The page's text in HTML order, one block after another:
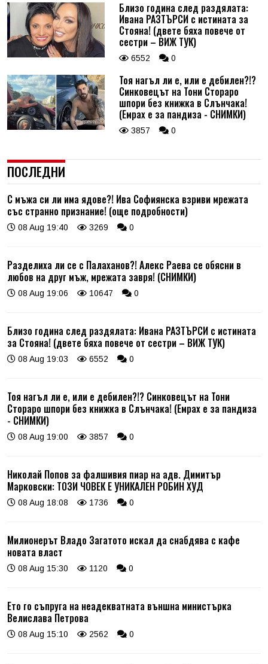
Близо година след раздялата:
Ивана РАЗТЪРСИ с истината за
Стояна! (двете бяха повече от
сестри – ВИЖ ТУК)
6552 0
Тоя нагъл ли е, или е дебилен?!?
Синковецът на Тони Стораро
шпори без книжка в Слънчака!
(Емрах е за пандиза - СНИМКИ)
3857 0
ПОСЛЕДНИ
С мъжа си ли има ядове?! Ива Софиянска взриви мрежата
със странно признание! (още подробности)
08 Aug 19:40 3269 0
Разделиха ли се с Палаханов?! Алекс Раева се обясни в
любов на друг мъж, мрежата завря! (СНИМКИ)
08 Aug 19:06 10647 0
Близо година след раздялата: Ивана РАЗТЪРСИ с истината
за Стояна! (двете бяха повече от сестри – ВИЖ ТУК)
08 Aug 19:03 6552 0
Тоя нагъл ли е, или е дебилен?!? Синковецът на Тони
Стораро шпори без книжка в Слънчака! (Емрах е за пандиза
- СНИМКИ)
08 Aug 19:00 3857 0
Николай Попов за фалшивия пиар на адв. Димитър
Марковски: ТОЗИ ЧОВЕК Е УНИКАЛЕН РОБИН ХУД
08 Aug 18:08 1736 0
Милионерът Владо Загатото искал да снабдява с кафе
новата власт
08 Aug 15:30 1120 0
Ето го съпруга на неадекватната външна министърка
Велислава Петрова
08 Aug 15:10 2562 0